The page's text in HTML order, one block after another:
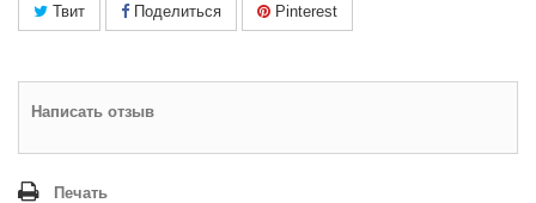
Твит Поделиться Pinterest
Написать отзыв
Печать